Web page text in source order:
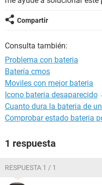
Compartir
Consulta también:
Problema con bateria
Batería cmos
Moviles con mejor bateria
Icono bateria desaparecido
Cuanto dura la bateria de
Comprobar estado bateria
1 respuesta
RESPUESTA 1 / 1